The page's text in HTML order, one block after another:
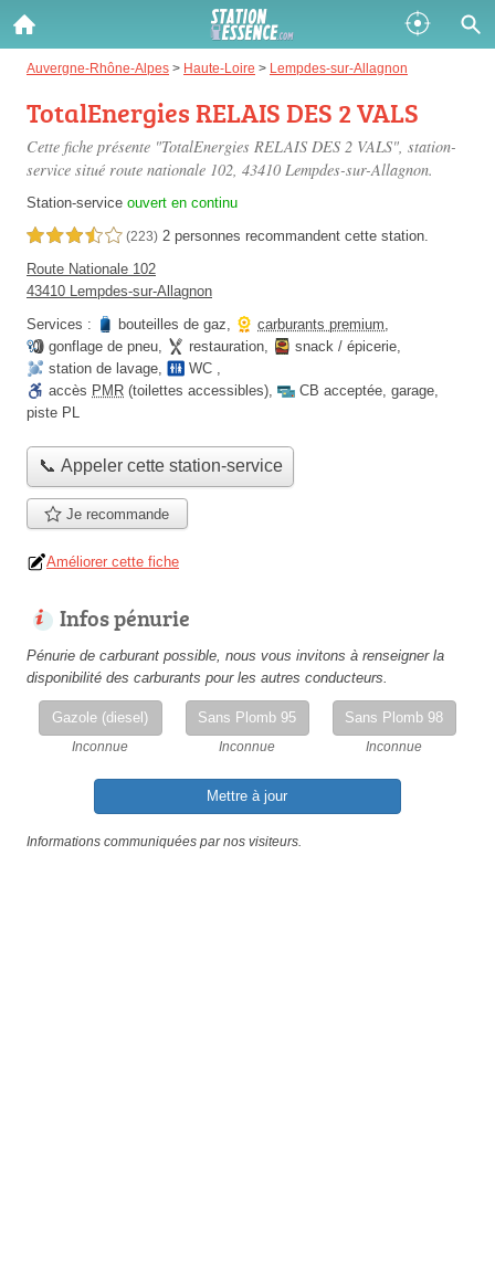
Auvergne-Rhône-Alpes > Haute-Loire > Lempdes-sur-Allagnon
TotalEnergies RELAIS DES 2 VALS
Cette fiche présente "TotalEnergies RELAIS DES 2 VALS", station-
service situé route nationale 102, 43410 Lempdes-sur-Allagnon.
Station-service ouvert en continu
3,5 étoiles sur 5 (223) 2 personnes recommandent cette station.
Route Nationale 102
43410 Lempdes-sur-Allagnon
Services :
bouteilles de gaz, carburants premium,
gonflage de pneu, restauration, snack / épicerie,
station de lavage, WC ,
accès PMR (toilettes accessibles), CB acceptée, garage,
piste PL
📞 Appeler cette station-service
Je recommande
Améliorer cette fiche
Infos pénurie
Pénurie de carburant possible, nous vous invitons à renseigner la
disponibilité des carburants pour les autres conducteurs.
Gazole (diesel)
Inconnue
Sans Plomb 95
Inconnue
Sans Plomb 98
Inconnue
Mettre à jour
Informations communiquées par nos visiteurs.
Gazole :
Disponible Épuisé
SP 98 :
Disponible
SP 95 :
Disponible